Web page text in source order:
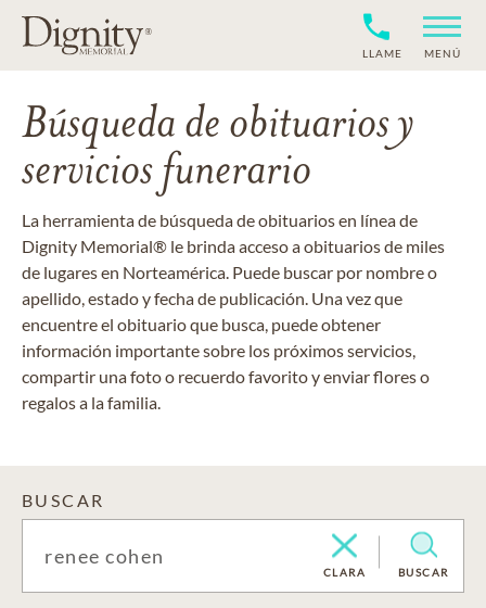
LLAME MENÚ
Búsqueda de obituarios y
servicios funerario
La herramienta de búsqueda de obituarios en línea de
Dignity Memorial® le brinda acceso a obituarios de miles
de lugares en Norteamérica. Puede buscar por nombre o
apellido, estado y fecha de publicación. Una vez que
encuentre el obituario que busca, puede obtener
información importante sobre los próximos servicios,
compartir una foto o recuerdo favorito y enviar flores o
regalos a la familia.
BUSCAR
CLARA BUSCAR